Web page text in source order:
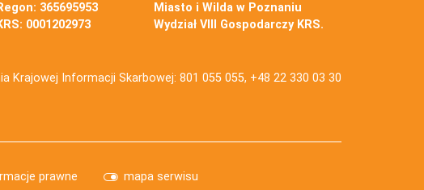
365695953
0001202973
Miasto i Wilda w Poznaniu
Wydział VIII Gospodarczy KRS.
Krajowej Informacji Skarbowej: 801 055 055, +48 22 330 03 30
prawne mapa serwisu